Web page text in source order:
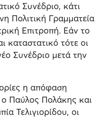
Συνέδριο, κάτι
Πολιτική Γραμματεία
Επιτροπή. Εάν το
καταστατικό τότε οι
Συνέδριο μετά την
η απόφαση
Παύλος Πολάκης και
Τελιγιορίδου, οι